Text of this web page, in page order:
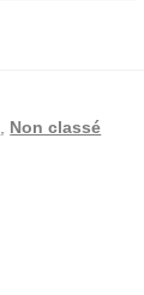
Non classé